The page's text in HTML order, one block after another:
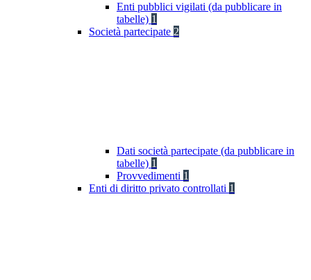
Enti pubblici vigilati (da pubblicare in
tabelle) 1
Società partecipate 2
Dati società partecipate (da pubblicare in
tabelle) 1
Provvedimenti 1
Enti di diritto privato controllati 1